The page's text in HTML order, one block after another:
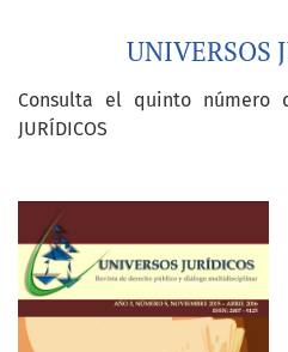
UNIVERSOS
Consulta el quinto número
JURÍDICOS